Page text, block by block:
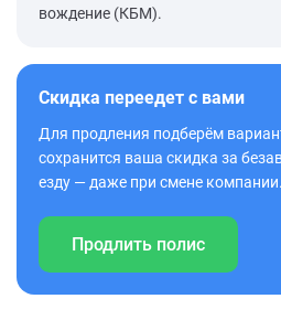
вождение (КБМ).
Скидка переедет с вами
Для продления подберём
сохранится ваша скидка за
езду — даже при смене компании.
Продлить полис